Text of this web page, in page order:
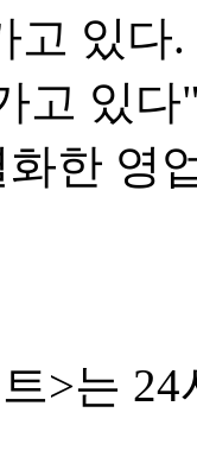
고 있다
고 있
한 영
>는